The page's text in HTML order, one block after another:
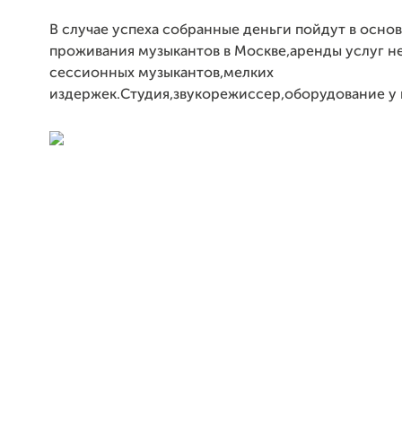
В случае успеха собранные деньги пойдут в
проживания музыкантов в Москве,аренды услуг
сессионных музыкантов,мелких
издержек.Студия,звукорежиссер,оборудование у